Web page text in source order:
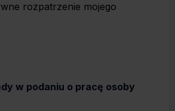
rozpatrzenie mojego
w podaniu o pracę osoby